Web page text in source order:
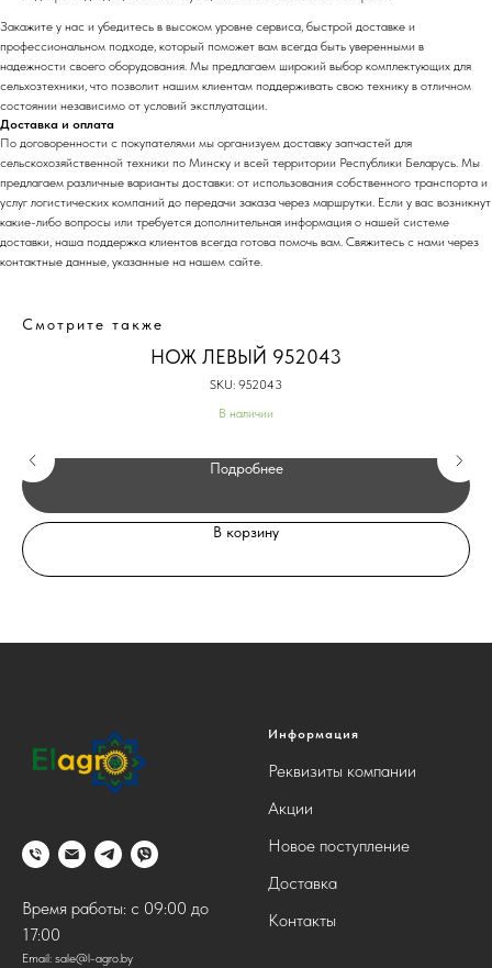
Закажите у нас и убедитесь в высоком уровне сервиса, быстрой доставке и
профессиональном подходе, который поможет вам всегда быть уверенными в
надежности своего оборудования. Мы предлагаем широкий выбор комплектующих для
сельхозтехники, что позволит нашим клиентам поддерживать свою технику в отличном
состоянии независимо от условий эксплуатации.
Доставка и оплата
По договоренности с покупателями мы организуем доставку запчастей для
сельскохозяйственной техники по Минску и всей территории Республики Беларусь. Мы
предлагаем различные варианты доставки: от использования собственного транспорта и
услуг логистических компаний до передачи заказа через маршрутки. Если у вас возникнут
какие-либо вопросы или требуется дополнительная информация о нашей системе
доставки, наша поддержка клиентов всегда готова помочь вам. Свяжитесь с нами через
контактные данные, указанные на нашем сайте.
Смотрите также
НОЖ ЛЕВЫЙ 952043
SKU: 952043
В наличии
Подробнее
В корзину
Время работы: с 09:00 до
17:00
Email: sale@l-agro.by
Информация
Реквизиты компании
Акции
Новое поступление
Доставка
Контакты